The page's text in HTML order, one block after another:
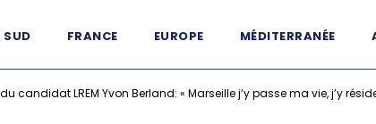
SUD FRANCE EUROPE MÉDITERRANÉE
candidat LREM Yvon Berland: « Marseille j’y passe ma vie, j’y